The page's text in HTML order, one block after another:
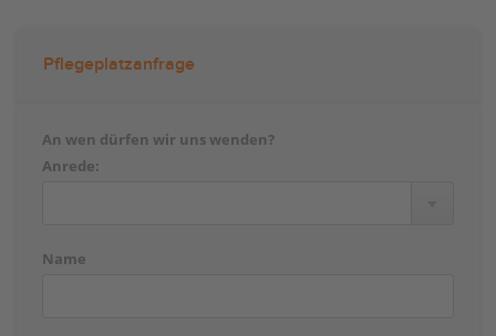
Pflegeplatzanfrage
An wen dürfen wir uns wenden?
Anrede:
Name